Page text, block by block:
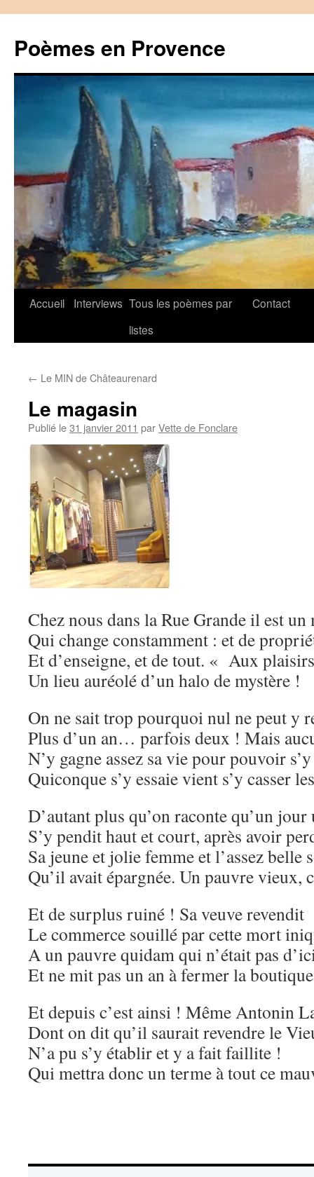
contenu
Poèmes en Provence
Accueil Interviews Tous les poèmes par
listes
Contact
← Le MIN de Châteaurenard
Le magasin
Publié le31 janvier 2011 parVette de Fonclare
Chez nous dans la Rue Grande il est un
Qui change constamment : et de
Et d’enseigne, et de tout. « Aux
Un lieu auréolé d’un halo de mystère !
On ne sait trop pourquoi nul ne peut y
Plus d’un an… parfois deux ! Mais
N’y gagne assez sa vie pour pouvoir
Quiconque s’y essaie vient s’y casser
D’autant plus qu’on raconte qu’un
S’y pendit haut et court, après avoir
Sa jeune et jolie femme et l’assez belle
Qu’il avait épargnée. Un pauvre vieux,
Et de surplus ruiné ! Sa veuve revendit
Le commerce souillé par cette mort
A un pauvre quidam qui n’était pas
Et ne mit pas un an à fermer la
Et depuis c’est ainsi ! Même Antonin
Dont on dit qu’il saurait revendre le
N’a pu s’y établir et y a fait faillite !
Qui mettra donc un terme à tout ce